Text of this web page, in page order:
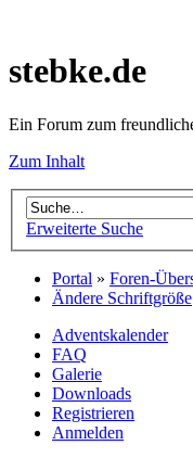
stebke.de
Ein Forum zum
Zum Inhalt
Erweiterte Suche
Portal » Foren-
Ändere Schriftgröße
Adventskalender
FAQ
Galerie
Downloads
Registrieren
Anmelden